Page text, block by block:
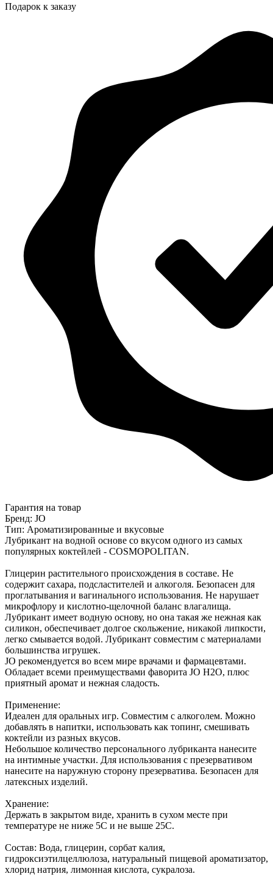
Подарок к заказу
Гарантия на товар
Бренд: JO
Тип: Ароматизированные и вкусовые
Лубрикант на водной основе со вкусом одного из самых
популярных коктейлей - COSMOPOLITAN.
Глицерин растительного происхождения в составе. Не
содержит сахара, подсластителей и алкоголя. Безопасен для
проглатывания и вагинального использования. Не нарушает
микрофлору и кислотно-щелочной баланс влагалища.
Лубрикант имеет водную основу, но она такая же нежная как
силикон, обеспечивает долгое скольжение, никакой липкости,
легко смывается водой. Лубрикант совместим с материалами
большинства игрушек.
JO рекомендуется во всем мире врачами и фармацевтами.
Обладает всеми преимуществами фаворита JO H2O, плюс
приятный аромат и нежная сладость.
Применение:
Идеален для оральных игр. Совместим с алкоголем. Можно
добавлять в напитки, использовать как топинг, смешивать
коктейли из разных вкусов.
Небольшое количество персонального лубриканта нанесите
на интимные участки. Для использования с презервативом
нанесите на наружную сторону презерватива. Безопасен для
латексных изделий.
Хранение:
Держать в закрытом виде, хранить в сухом месте при
температуре не ниже 5С и не выше 25С.
Состав: Вода, глицерин, сорбат калия,
гидроксиэтилцеллюлоза, натуральный пищевой ароматизатор,
хлорид натрия, лимонная кислота, сукралоза.